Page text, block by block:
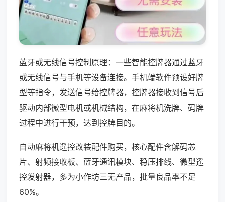
蓝牙或无线信号控制原理：一些智能控牌器通过蓝牙
或无线信号与手机等设备连接。手机端软件预设好牌
型等指令，发送信号给控牌器，控牌器接收到信号后
驱动内部微型电机或机械结构，在麻将机洗牌、码牌
过程中进行干预，达到控牌目的。
自动麻将机遥控改装配件购买，核心配件含解码芯
片、射频接收板、蓝牙通讯模块、稳压排线、微型遥
控发射器，多为小作坊三无产品，批量良品率不足
60%。